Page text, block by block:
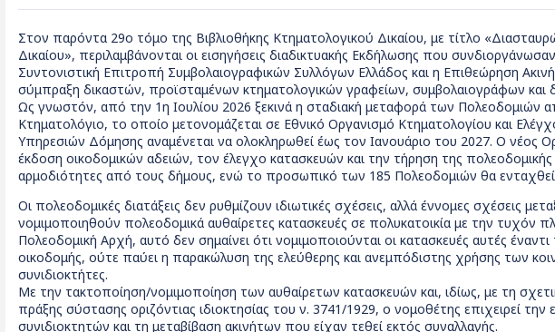
Στον παρόντα 29ο τόμο της Βιβλιοθήκης Κτηματολογικού Δικαίου, με τίτλο
Δικαίου», περιλαμβάνονται οι εισηγήσεις διαδικτυακής Εκδήλωσης που
Συντονιστική Επιτροπή Συμβολαιογραφικών Συλλόγων Ελλάδος και η Επιθεώρηση
σύμπραξη δικαστών, προϊσταμένων κτηματολογικών γραφείων, συμβολαιογράφων και
Ως γνωστόν, από την 1η Ιουλίου 2026 ξεκινά η σταδιακή μεταφορά των Πολεοδομιών
Κτηματολόγιο, το οποίο μετονομάζεται σε Εθνικό Οργανισμό Κτηματολογίου και
Υπηρεσιών Δόμησης αναμένεται να ολοκληρωθεί έως τον Ιανουάριο του 2027. Ο νέος
έκδοση οικοδομικών αδειών, τον έλεγχο κατασκευών και την τήρηση της
αρμοδιότητες από τους δήμους, ενώ το προσωπικό των 185 Πολεοδομιών θα
Οι πολεοδομικές διατάξεις δεν ρυθμίζουν ιδιωτικές σχέσεις, αλλά έννομες σχέσεις
νομιμοποιηθούν πολεοδομικά αυθαίρετες κατασκευές σε πολυκατοικία με την
Πολεοδομική Αρχή, αυτό δεν σημαίνει ότι νομιμοποιούνται οι κατασκευές αυτές
οικοδομής, ούτε παύει η παρακώλυση της ελεύθερης και ανεμπόδιστης χρήσης των
συνιδιοκτήτες.
Με την τακτοποίηση/νομιμοποίηση των αυθαίρετων κατασκευών και, ιδίως, με τη
πράξης σύστασης οριζόντιας ιδιοκτησίας του ν. 3741/1929, ο νομοθέτης επιχειρεί
συνιδιοκτητών και τη μεταβίβαση ακινήτων που είχαν τεθεί εκτός συναλλαγής.